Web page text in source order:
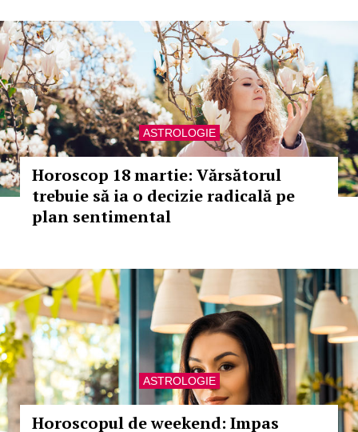
ASTROLOGIE
Horoscop 18 martie: Vărsătorul
trebuie să ia o decizie radicală pe
plan sentimental
ASTROLOGIE
Horoscopul de weekend: Impas